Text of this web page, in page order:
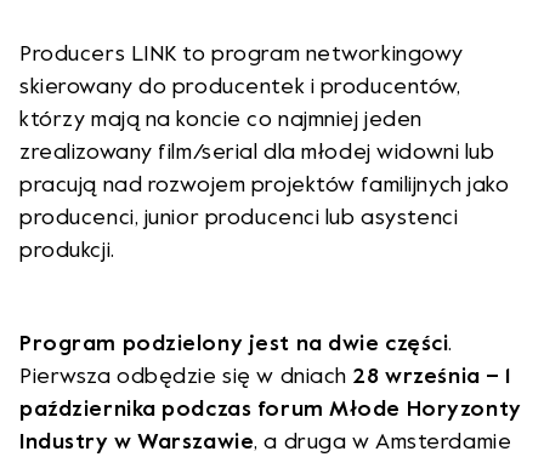
Producers LINK to program networkingowy
skierowany do producentek i producentów,
którzy mają na koncie co najmniej jeden
zrealizowany film/serial dla młodej widowni lub
pracują nad rozwojem projektów familijnych jako
producenci, junior producenci lub asystenci
produkcji.
Program podzielony jest na dwie części.
Pierwsza odbędzie się w dniach 28 września – 1
października podczas forum Młode Horyzonty
Industry w Warszawie, a druga w Amsterdamie